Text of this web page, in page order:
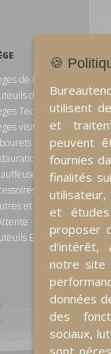
de Bureau
de Direction
Techniques
visiteurs et de
et Chaises de
et Canapés
pour sièges
et Chaises de Salle
Ergonomiques
🍪
utilisent
et
peuvent
fournies
finalités
et
proposer
notre site
données
des
sociaux,
sont